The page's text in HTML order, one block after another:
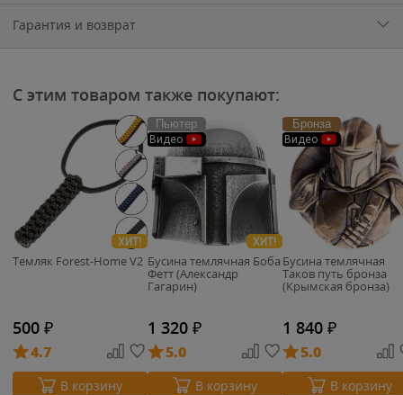
Гарантия и возврат
С этим товаром также покупают:
ХИТ!
Темляк Forest-Home V2
500 ₽
4.7
В корзину
Пьютер
Видео
ХИТ!
Бусина темлячная Боба
Фетт (Александр
Гагарин)
1 320 ₽
5.0
В корзину
Бронза
Видео
Бусина темлячная
Таков путь бронза
(Крымская бронза)
1 840 ₽
5.0
В корзину